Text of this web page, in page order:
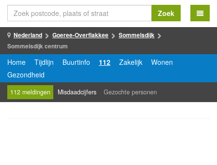
Zoek
Nederland Goeree-Overflakkee
Sommelsdijk
Sommelsdijk centrum
Home Tijdlijn Buurtinfo 112 Zakelijk
Wonen
Gezondheid
112 meldingen Misdaadcijfers Gezochte personen